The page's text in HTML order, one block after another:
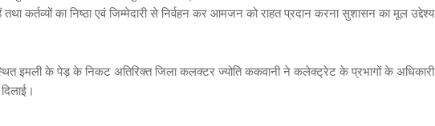
कर्तव्यों का निष्ठा एवं जिम्मेदारी से निर्वहन कर आमजन को राहत प्रदान करना सुशासन का मूल उद्देश्य
इमली के पेड़ के निकट अतिरिक्त जिला कलक्टर ज्योति ककवानी ने कलेक्ट्रेट के प्रभागों के अधिकारी